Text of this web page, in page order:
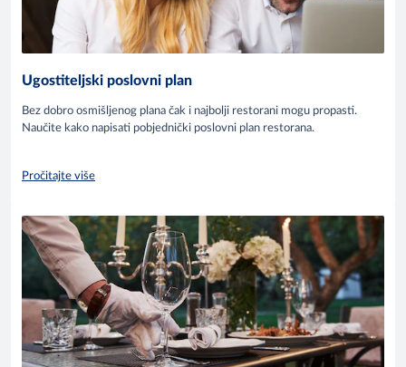
Ugostiteljski poslovni plan
Bez dobro osmišljenog plana čak i najbolji restorani mogu propasti.
Naučite kako napisati pobjednički poslovni plan restorana.
Pročitajte više